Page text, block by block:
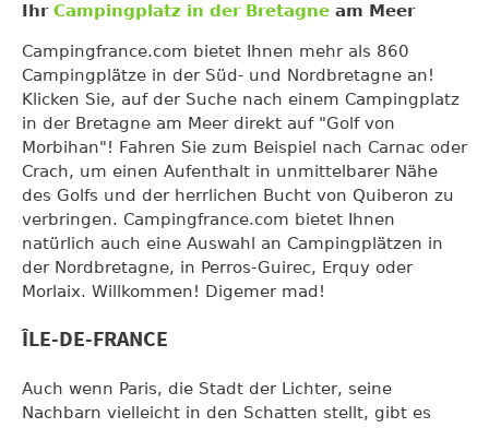
Ihr Campingplatz in der Bretagne am Meer
Campingfrance.com bietet Ihnen mehr als 860
Campingplätze in der Süd- und Nordbretagne an!
Klicken Sie, auf der Suche nach einem Campingplatz
in der Bretagne am Meer direkt auf "Golf von
Morbihan"! Fahren Sie zum Beispiel nach Carnac oder
Crach, um einen Aufenthalt in unmittelbarer Nähe
des Golfs und der herrlichen Bucht von Quiberon zu
verbringen. Campingfrance.com bietet Ihnen
natürlich auch eine Auswahl an Campingplätzen in
der Nordbretagne, in Perros-Guirec, Erquy oder
Morlaix. Willkommen! Digemer mad!
ÎLE-DE-FRANCE
Auch wenn Paris, die Stadt der Lichter, seine
Nachbarn vielleicht in den Schatten stellt, gibt es